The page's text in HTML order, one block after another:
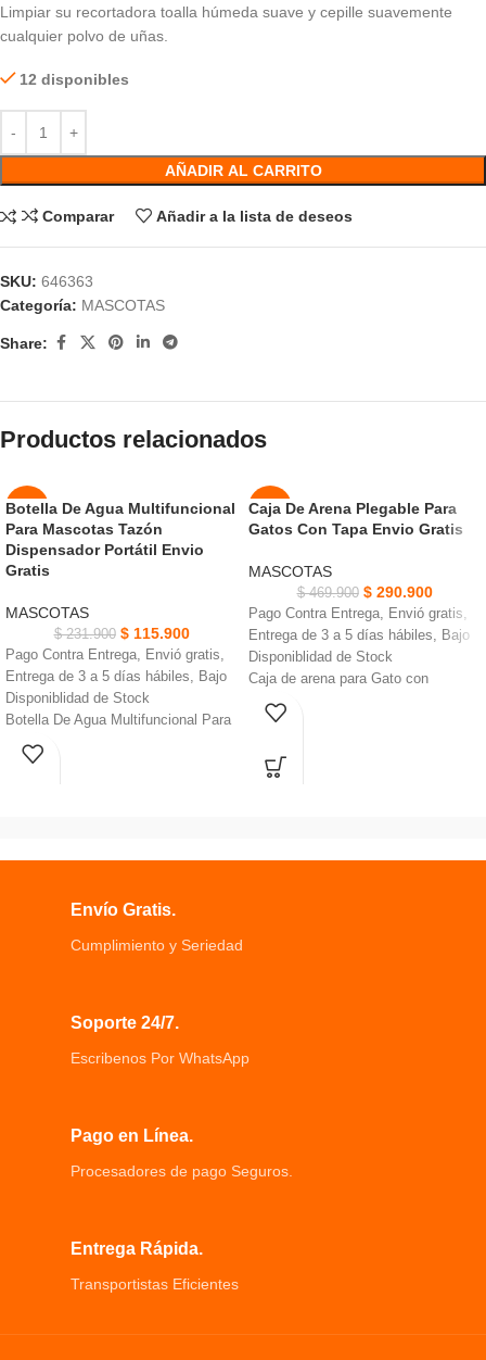
Limpiar su recortadora toalla húmeda suave y cepille suavemente
cualquier polvo de uñas.
12 disponibles
AÑADIR AL CARRITO
Comparar Añadir a la lista de deseos
SKU: 646363
Categoría: MASCOTAS
Share:
Productos relacionados
-50%
NUEVO
Botella De Agua Multifuncional
Para Mascotas Tazón
Dispensador Portátil Envio
Gratis
MASCOTAS
$231.900 $115.900
Pago Contra Entrega, Envió gratis,
Entrega de 3 a 5 días hábiles, Bajo
Disponiblidad de Stock
Botella De Agua Multifuncional Para
Mascotas Tazón Dispensador
Portátil
suelte para detener el agua
Anillo de sello más diseño de llave
-38%
Caja De Arena Plegable Para
Gatos Con Tapa Envio Gratis
MASCOTAS
$469.900 $290.900
Pago Contra Entrega, Envió gratis,
Entrega de 3 a 5 días hábiles, Bajo
Disponiblidad de Stock
Caja de arena para Gato con
suficientemente grande para un gato
de 25 libras
diseñada con mucho espacio y una
Envío Gratis.
Cumplimiento y Seriedad
Soporte 24/7.
Escribenos Por WhatsApp
Pago en Línea.
Procesadores de pago Seguros.
Entrega Rápida.
Transportistas Eficientes